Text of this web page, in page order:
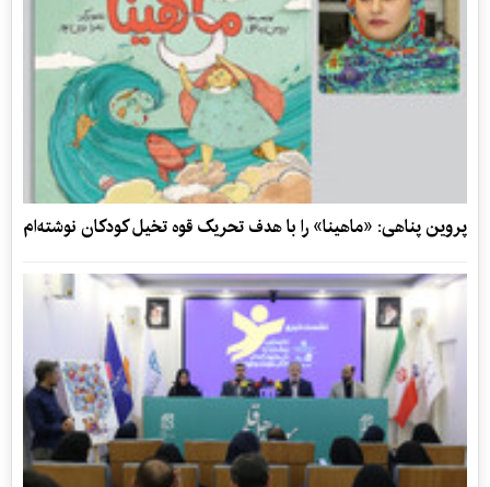
پروین پناهی: «ماهینا» را با هدف تحریک قوه تخیل کودکان نوشته‌ام